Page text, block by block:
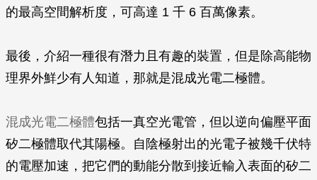
的最高空間解析度，可高達 1 千 6 百萬像素。
最後，介紹一種很有潛力且有趣的裝置，但是除高能物
理界外鮮少有人知道，那就是混成光電二極體。
混成光電二極體包括一真空光電管，但以逆向偏壓平面
矽二極體取代其陽極。自陰極射出的光電子被幾千伏特
的電壓加速，把它們的動能分散到接近輸入表面的矽二